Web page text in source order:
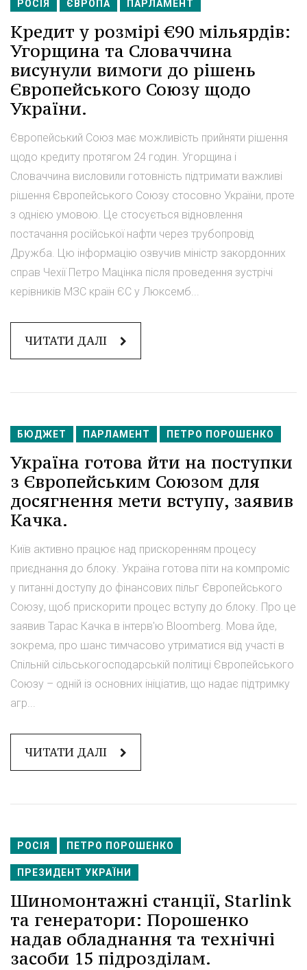
РОСІЯ ЄВРОПА ПАРЛАМЕНТ
Кредит у розмірі €90 мільярдів:
Угорщина та Словаччина
висунули вимоги до рішень
Європейського Союзу щодо
України.
Європейський Союз має можливість прийняти рішення
щодо кредиту протягом 24 годин. Угорщина і
Словаччина висловили готовність підтримати важливі
рішення Європейського Союзу стосовно України, проте
з однією умовою. Це стосується відновлення
постачання російської нафти через трубопровід
Дружба. Цю інформацію озвучив міністр закордонних
справ Чехії Петро Мацінка після проведення зустрічі
керівників МЗС країн ЄС у Люксемб...
ЧИТАТИ ДАЛІ
БЮДЖЕТ ПАРЛАМЕНТ ПЕТРО ПОРОШЕНКО
Україна готова йти на поступки
з Європейським Союзом для
досягнення мети вступу, заявив
Качка.
Київ активно працює над прискоренням процесу
приєднання до блоку. Україна готова піти на компроміс
у питанні доступу до фінансових пільг Європейського
Союзу, щоб прискорити процес вступу до блоку. Про це
заявив Тарас Качка в інтерв'ю Bloomberg. Мова йде,
зокрема, про шанс тимчасово утриматися від участі в
Спільній сільськогосподарській політиці Європейського
Союзу – одній із основних ініціатив, що надає підтримку
агр...
ЧИТАТИ ДАЛІ
РОСІЯ ПЕТРО ПОРОШЕНКО
ПРЕЗИДЕНТ УКРАЇНИ
Шиномонтажні станції, Starlink
та генератори: Порошенко
надав обладнання та технічні
засоби 15 підрозділам.